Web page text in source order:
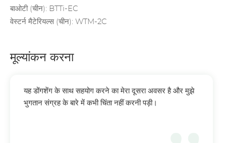
बाओटी (चीन): BTTi-EC
वेस्टर्न मैटेरियल्स (चीन): WTM-2C
मूल्यांकन करना
यह डोंगशेंग के साथ सहयोग करने का मेरा दूसरा अवसर है और मुझे
भुगतान संग्रह के बारे में कभी चिंता नहीं करनी पड़ी।